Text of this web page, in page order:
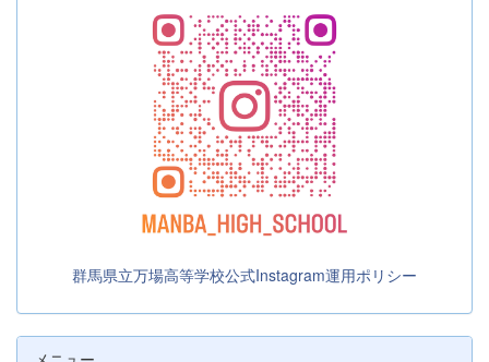
群馬県立万場高等学校公式Instagram運用ポリシー